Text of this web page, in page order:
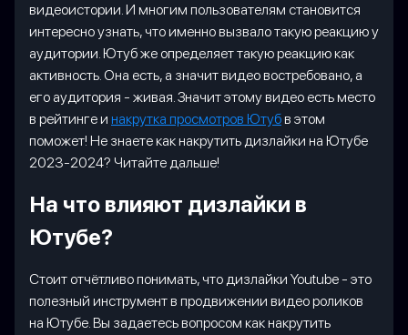
видеоистории. И многим пользователям становится
интересно узнать, что именно вызвало такую реакцию у
аудитории. Ютуб же определяет такую реакцию как
активность. Она есть, а значит видео востребовано, а
его аудитория - живая. Значит этому видео есть место
в рейтинге и накрутка просмотров Ютубв этом
поможет! Не знаете как накрутить дизлайки на Ютубе
2023-2024? Читайте дальше!
На что влияют дизлайки в
Ютубе?
Стоит отчётливо понимать, что дизлайки Youtube - это
полезный инструмент в продвижении видео роликов
на Ютубе. Вы задаетесь вопросом как накрутить